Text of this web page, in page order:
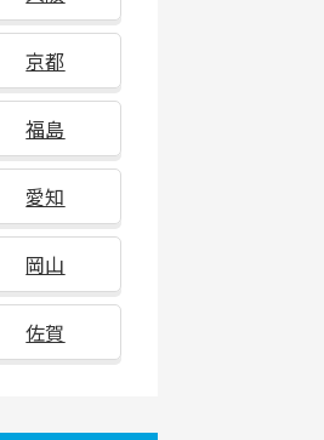
京都
福島
愛知
岡山
佐賀